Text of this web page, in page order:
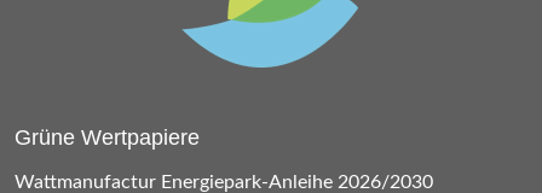
Grüne Wertpapiere
Wattmanufactur Energiepark-Anleihe 2026/2030